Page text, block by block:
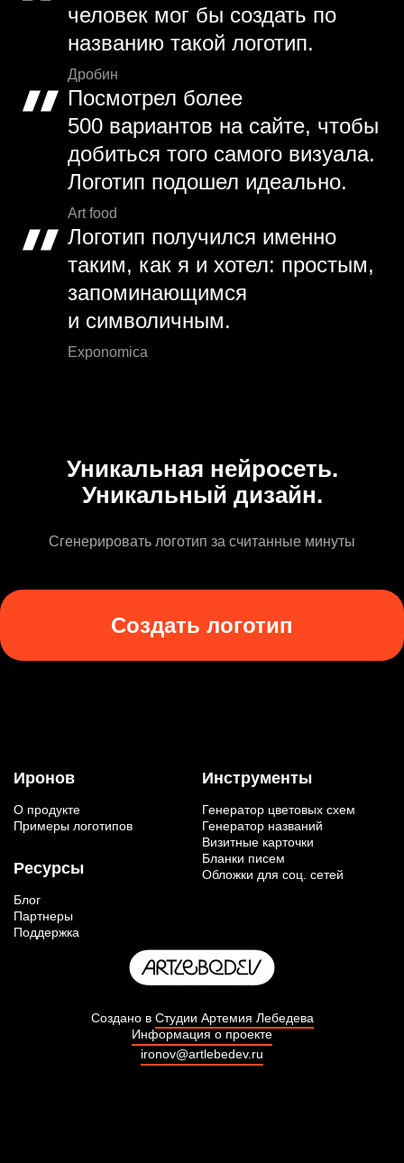
человек мог бы создать по
названию такой логотип.
Дробин
Посмотрел более
500 вариантов на сайте, чтобы
добиться того самого визуала.
Логотип подошел идеально.
Art food
Логотип получился именно
таким, как я и хотел: простым,
запоминающимся
и символичным.
Exponomica
Уникальная нейросеть.
Уникальный дизайн.
Сгенерировать логотип за считанные минуты
Создать логотип
Иронов
О продукте
Примеры логотипов
Ресурсы
Блог
Партнеры
Поддержка
Инструменты
Генератор цветовых схем
Генератор названий
Визитные карточки
Бланки писем
Обложки для соц. сетей
Создано в Студии Артемия Лебедева
Информация о проекте
ironov@artlebedev.ru